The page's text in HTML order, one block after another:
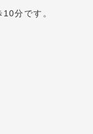
分です。